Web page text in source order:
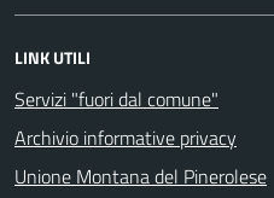
LINK UTILI
Servizi "fuori dal comune"
Archivio informative privacy
Unione Montana del Pinerolese